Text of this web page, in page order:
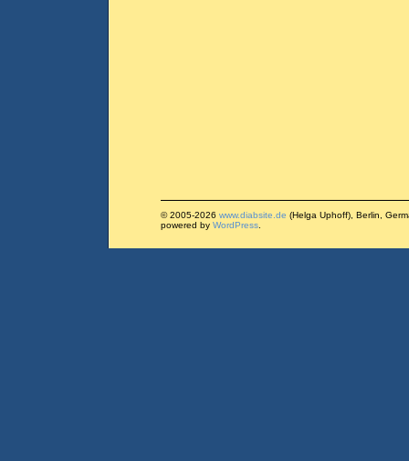
© 2005-2026 www.diabsite.de (Helga Uphoff), Berlin,
powered by WordPress.